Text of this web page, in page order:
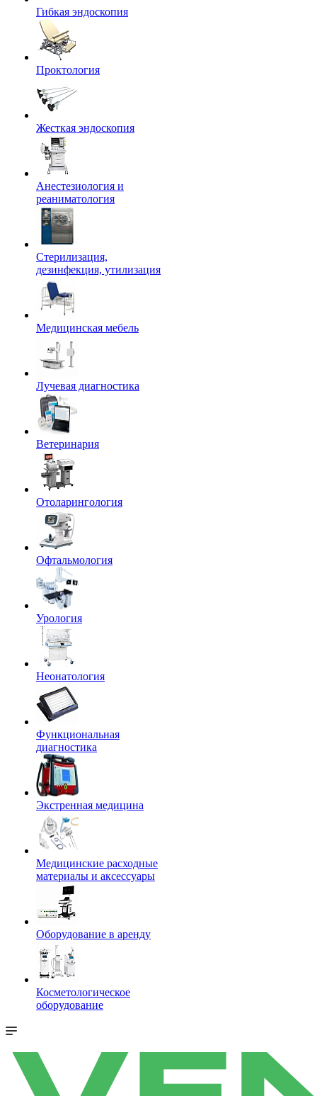
Гибкая эндоскопия
Проктология
Жесткая эндоскопия
Анестезиология и
реаниматология
Стерилизация,
дезинфекция, утилизация
Медицинская мебель
Лучевая диагностика
Ветеринария
Отоларингология
Офтальмология
Урология
Неонатология
Функциональная
диагностика
Экстренная медицина
Медицинские расходные
материалы и аксессуары
Оборудование в аренду
Косметологическое
оборудование